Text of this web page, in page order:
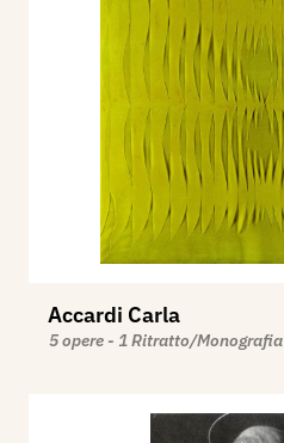
Accardi Carla
5 opere - 1 Ritratto/Monografia